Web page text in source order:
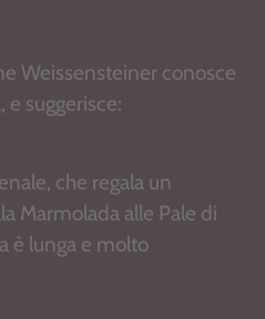
Weissensteiner conosce
suggerisce:
che regala un
Marmolada alle Pale di
è lunga e molto